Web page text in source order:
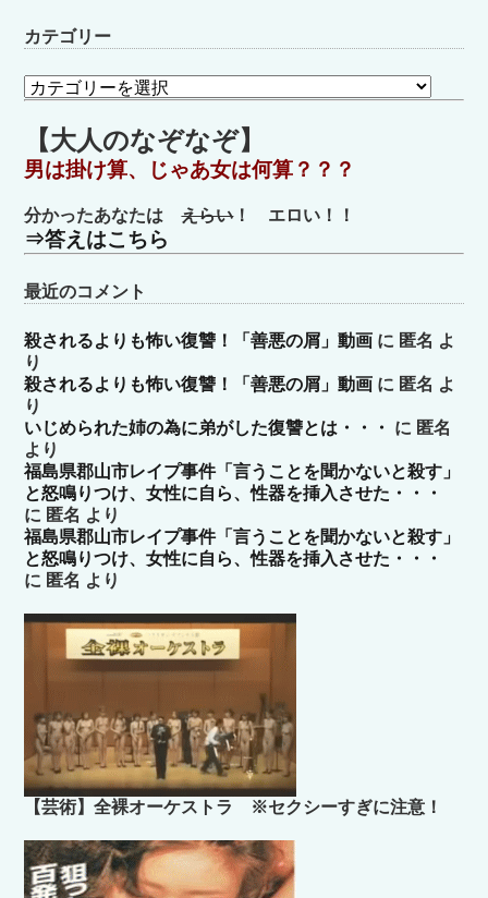
カテゴリー
カ
テ
ゴ
リ
ー
【大人のなぞなぞ】
男は掛け算、じゃあ女は何算？？？
分かったあなたはえらい！ エロい！！
⇒答えはこちら
最近のコメント
殺されるよりも怖い復讐！「善悪の屑」動画 に 匿名 よ
り
殺されるよりも怖い復讐！「善悪の屑」動画 に 匿名 よ
り
いじめられた姉の為に弟がした復讐とは・・・
に 匿名
より
福島県郡山市レイプ事件「言うことを聞かないと殺す」
と怒鳴りつけ、女性に自ら、性器を挿入させた・・・
に 匿名 より
福島県郡山市レイプ事件「言うことを聞かないと殺す」
と怒鳴りつけ、女性に自ら、性器を挿入させた・・・
に 匿名 より
【芸術】全裸オーケストラ ※セクシーすぎに注意！